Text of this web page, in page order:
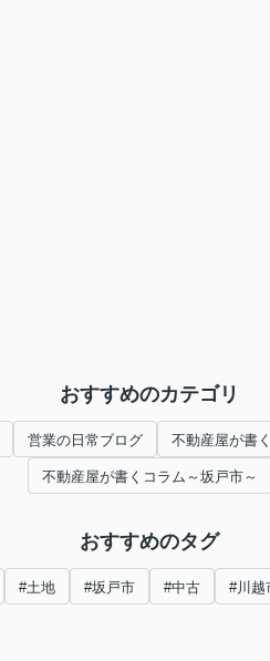
おすすめのカテゴリ
営業の日常ブログ 不動産屋が書
不動産屋が書くコラム～坂戸市～
おすすめのタグ
#土地 #坂戸市 #中古 #川越